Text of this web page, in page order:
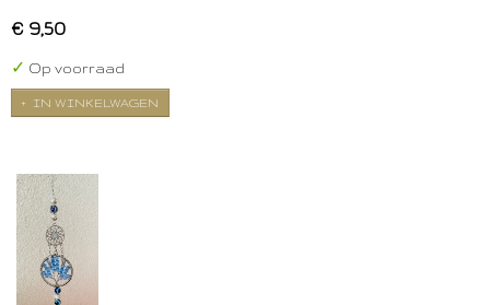
€ 9,50
✓ Op voorraad
IN WINKELWAGEN